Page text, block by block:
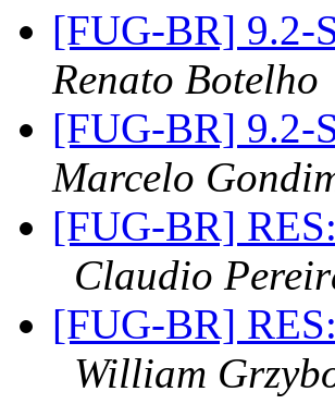
[FUG-BR] 9.2-
Renato Botelho
[FUG-BR] 9.2-
Marcelo
[FUG-BR]
Claudio
[FUG-BR]
William